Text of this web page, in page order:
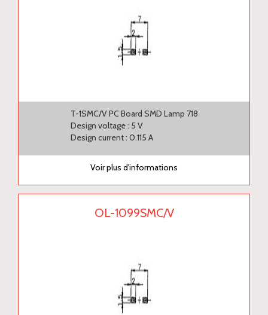
T-1SMC/V PC Board SMD Lamp 718
Design voltage : 5 V
Design current : 0.115 A
Voir plus d'informations
OL-1099SMC/V